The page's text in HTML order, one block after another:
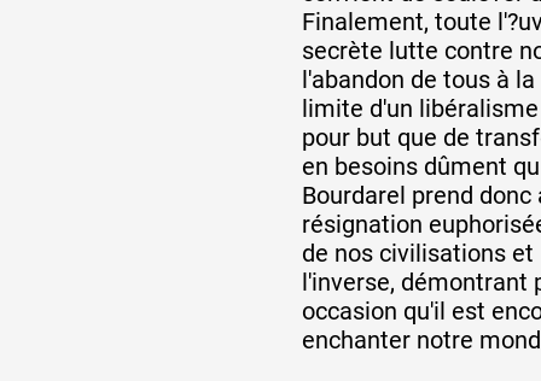
Finalement, toute
secrète lutte contre
l'abandon de tous à
limite d'un
pour but que de
en besoins dûment
Bourdarel prend
résignation
de nos civilisations et
l'inverse, démontrant
occasion qu'il est
enchanter notre